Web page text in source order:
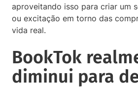
aproveitando isso para criar um
ou excitação em torno das
vida real.
BookTok
diminui para